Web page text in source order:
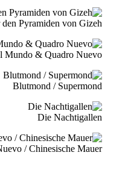
Pyramiden von Gizeh
Mundo & Quadro Nuevo
Blutmond / Supermond
Die Nachtigallen
/ Chinesische Mauer